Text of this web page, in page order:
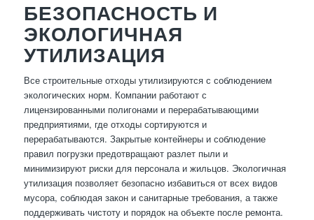
БЕЗОПАСНОСТЬ И
ЭКОЛОГИЧНАЯ
УТИЛИЗАЦИЯ
Все строительные отходы утилизируются с соблюдением
экологических норм. Компании работают с
лицензированными полигонами и перерабатывающими
предприятиями, где отходы сортируются и
перерабатываются. Закрытые контейнеры и соблюдение
правил погрузки предотвращают разлет пыли и
минимизируют риски для персонала и жильцов. Экологичная
утилизация позволяет безопасно избавиться от всех видов
мусора, соблюдая закон и санитарные требования, а также
поддерживать чистоту и порядок на объекте после ремонта.